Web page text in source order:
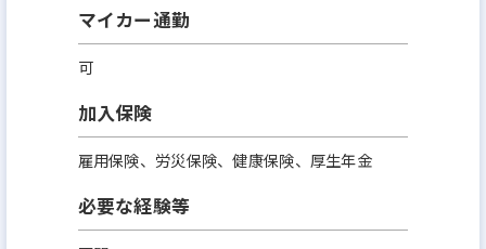
マイカー通勤
可
加入保険
雇用保険、労災保険、健康保険、厚生年金
必要な経験等